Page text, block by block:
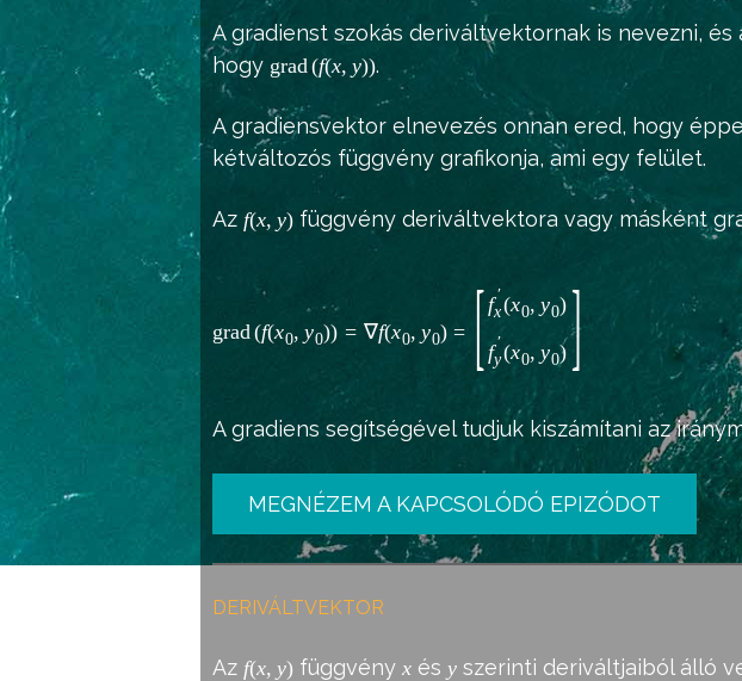
A gradienst szokás deriváltvektornak is nevezni, és
hogy grad(f(x, y)).
A gradiensvektor elnevezés onnan ered, hogy
kétváltozós függvény grafikonja, ami egy felület.
Az f(x, y)függvény deriváltvektora vagy másként
grad (f(x0, y0)) = ∇f(x0, y0) = [ f ′
x(x0, y0)
f ′
y(x0, y0) ]
A gradiens segítségével tudjuk kiszámítani az
MEGNÉZEM A KAPCSOLÓDÓ EPIZÓDOT
DERIVÁLTVEKTOR
Az f(x, y) függvény xés yszerinti deriváltjaiból álló